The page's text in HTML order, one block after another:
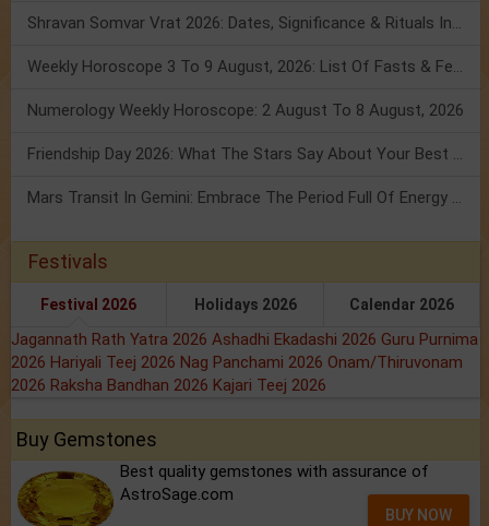
Shravan Somvar Vrat 2026: Dates, Significance & Rituals In August
Weekly Horoscope 3 To 9 August, 2026: List Of Fasts & Festivals
Numerology Weekly Horoscope: 2 August To 8 August, 2026
Friendship Day 2026: What The Stars Say About Your Best Friend!
Mars Transit In Gemini: Embrace The Period Full Of Energy & Intelligence
Festivals
Festival 2026 Holidays 2026 Calendar 2026
Jagannath Rath Yatra 2026 Ashadhi Ekadashi 2026 Guru Purnima
2026 Hariyali Teej 2026 Nag Panchami 2026 Onam/Thiruvonam
2026 Raksha Bandhan 2026 Kajari Teej 2026
Buy Gemstones
Best quality gemstones with assurance of
AstroSage.com
BUY NOW